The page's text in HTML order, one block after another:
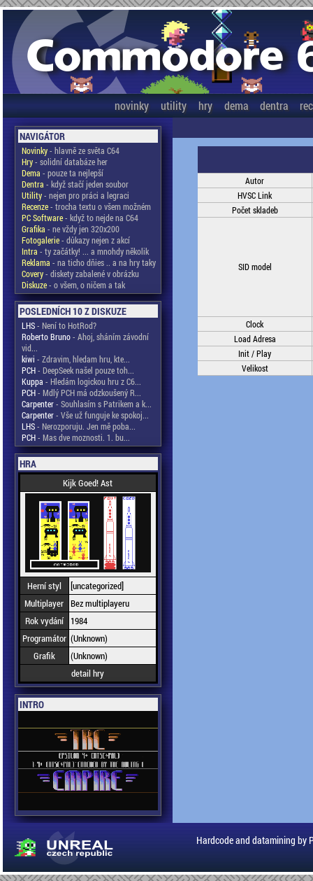
novinky utility hry dema dentra
NAVIGÁTOR
Novinky- hlavně ze světa C64
Hry- solidní databáze her
Dema - pouze ta nejlepší
Dentra - když stačí jeden soubor
Utility- nejen pro práci a legraci
Recenze- trocha textu o všem možném
PC Software- když to nejde na C64
Grafika - ne vždy jen 320x200
Fotogalerie- důkazy nejen z akcí
Intra - ty začátky! ... a mnohdy několik
Reklama - na ticho dňies .. a na hry taky
Covery- diskety zabalené v obrázku
Diskuze- o všem, o ničem a tak
POSLEDNÍCH 10 Z DISKUZE
LHS- Není to HotRod?
Roberto Bruno- Ahoj, sháním závodní
vid...
kiwi - Zdravim, hledam hru, kte...
PCH- DeepSeek našel pouze toh...
Kuppa - Hledám logickou hru z C6...
PCH- Mdlý PCH má odzkoušený R...
Carpenter- Souhlasím s Patrikem a k...
Carpenter- Vše už funguje ke spokoj...
LHS- Nerozporuju. Jen mě poba...
PCH- Mas dve moznosti. 1. bu...
HRA
Kijk Goed! Ast
Herní styl
[uncategorized]
Multiplayer Bez multiplayeru
Rok vydání
1984
Programátor (Unknown)
Grafik
(Unknown)
detail hry
INTRO
Autor
HVSC Link
Počet skladeb
SID model
Clock
Load Adresa
Init / Play
Velikost
Hardcode and datamining by